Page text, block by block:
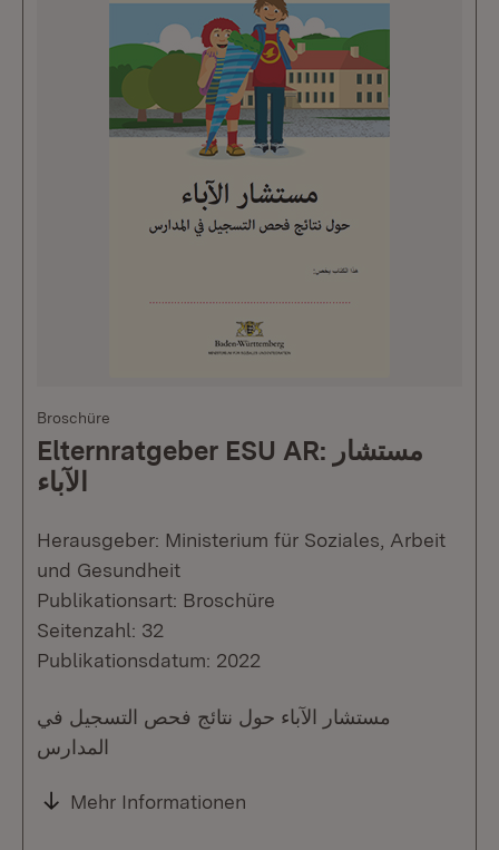
Broschüre
Elternratgeber ESU AR: مستشار
الآباء
Herausgeber: Ministerium für Soziales, Arbeit
und Gesundheit
Publikationsart: Broschüre
Seitenzahl: 32
Publikationsdatum: 2022
مستشار الآباء حول نتائج فحص التسجيل في
المدارس
Mehr Informationen